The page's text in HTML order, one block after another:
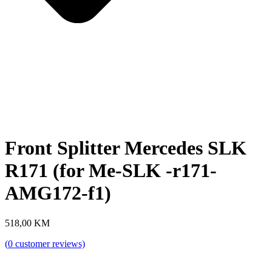
Front Splitter Mercedes SLK
R171 (for Me-SLK -r171-
AMG172-f1)
518,00 KM
(0 customer reviews)